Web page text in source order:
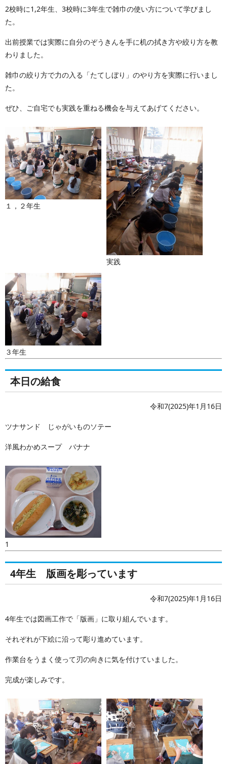
2校時に1,2年生、3校時に3年生で雑巾の使い方について学びまし
た。
出前授業では実際に自分のぞうきんを手に机の拭き方や絞り方を教
わりました。
雑巾の絞り方で力の入る「たてしぼり」のやり方を実際に行いまし
た。
ぜひ、ご自宅でも実践を重ねる機会を与えてあげてください。
１，２年生
実践
３年生
本日の給食
令和7(2025)年1月16日
ツナサンド じゃがいものソテー
洋風わかめスープ バナナ
1
4年生 版画を彫っています
令和7(2025)年1月16日
4年生では図画工作で「版画」に取り組んでいます。
それぞれが下絵に沿って彫り進めています。
作業台をうまく使って刃の向きに気を付けていました。
完成が楽しみです。